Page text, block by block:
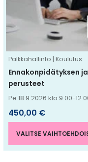
Palkkahallinto | Koulutus
Ennakonpidätyksen
perusteet
Pe 18.9.2026 klo 9.00-
450,00 €
VALITSE